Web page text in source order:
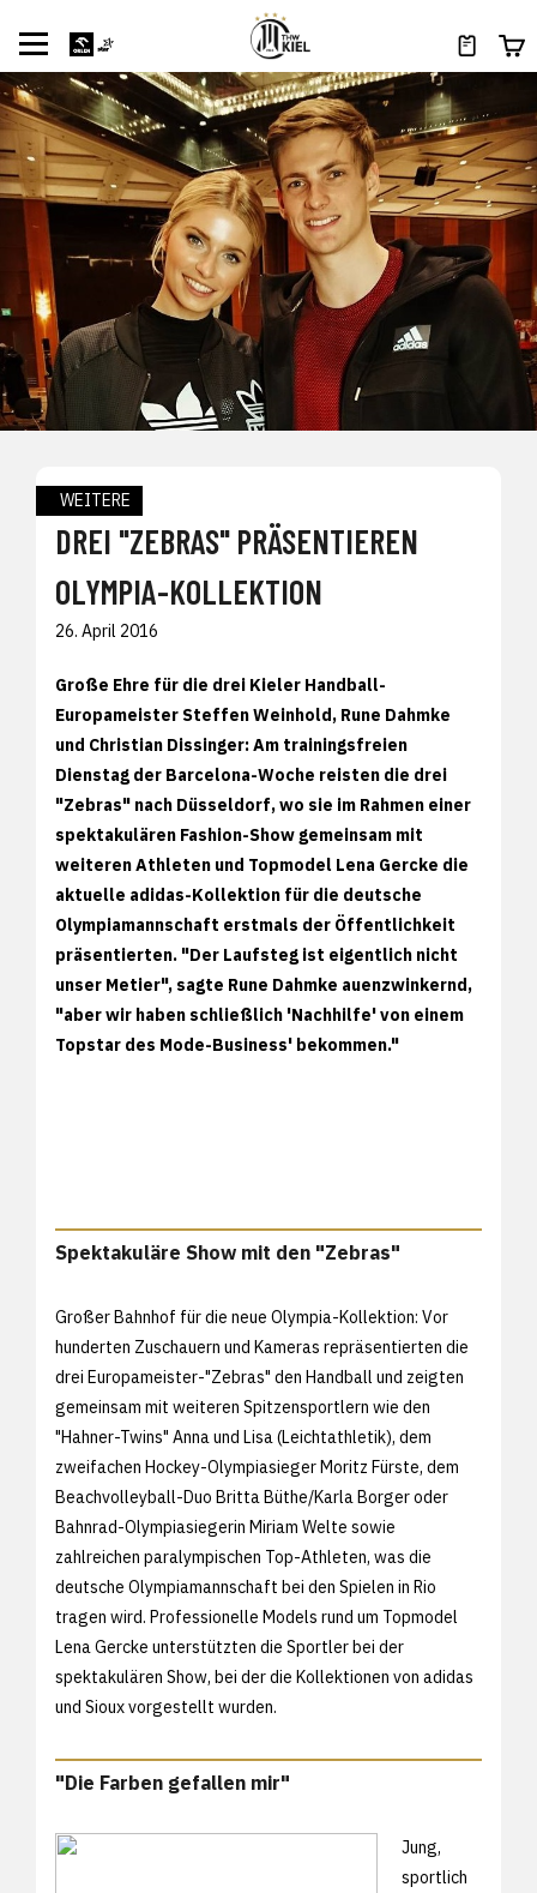
WEITERE
DREI "ZEBRAS" PRÄSENTIEREN
OLYMPIA-KOLLEKTION
26. April 2016
Große Ehre für die drei Kieler Handball-
Europameister Steffen Weinhold, Rune Dahmke
und Christian Dissinger: Am trainingsfreien
Dienstag der Barcelona-Woche reisten die drei
"Zebras" nach Düsseldorf, wo sie im Rahmen einer
spektakulären Fashion-Show gemeinsam mit
weiteren Athleten und Topmodel Lena Gercke die
aktuelle adidas-Kollektion für die deutsche
Olympiamannschaft erstmals der Öffentlichkeit
präsentierten. "Der Laufsteg ist eigentlich nicht
unser Metier", sagte Rune Dahmke auenzwinkernd,
"aber wir haben schließlich 'Nachhilfe' von einem
Topstar des Mode-Business' bekommen."
Spektakuläre Show mit den "Zebras"
Großer Bahnhof für die neue Olympia-Kollektion: Vor
hunderten Zuschauern und Kameras repräsentierten die
drei Europameister-"Zebras" den Handball und zeigten
gemeinsam mit weiteren Spitzensportlern wie den
"Hahner-Twins" Anna und Lisa (Leichtathletik), dem
zweifachen Hockey-Olympiasieger Moritz Fürste, dem
Beachvolleyball-Duo Britta Büthe/Karla Borger oder
Bahnrad-Olympiasiegerin Miriam Welte sowie
zahlreichen paralympischen Top-Athleten, was die
deutsche Olympiamannschaft bei den Spielen in Rio
tragen wird. Professionelle Models rund um Topmodel
Lena Gercke unterstützten die Sportler bei der
spektakulären Show, bei der die Kollektionen von adidas
und Sioux vorgestellt wurden.
"Die Farben gefallen mir"
Jung,
sportlich